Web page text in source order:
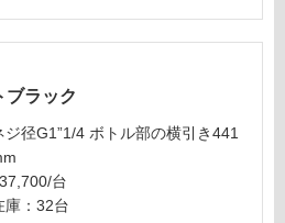
ブラック
ジ径G1”1/4 ボトル部の横引き441
台
庫：32台